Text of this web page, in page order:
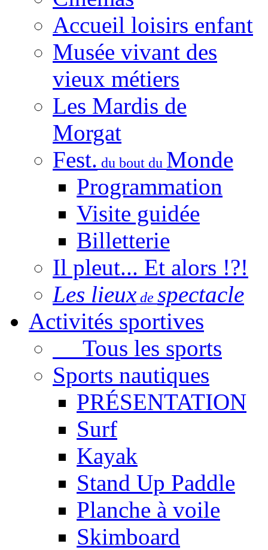
Accueil loisirs enfant
Musée vivant des
vieux métiers
Les Mardis de
Morgat
Fest. du bout du Monde
Programmation
Visite guidée
Billetterie
Il pleut... Et alors !?!
Les lieux de spectacle
Activités sportives
Tous les sports
Sports nautiques
PRÉSENTATION
Surf
Kayak
Stand Up Paddle
Planche à voile
Skimboard